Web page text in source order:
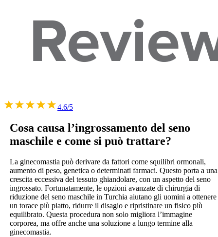
4.6/5
Cosa causa l’ingrossamento del seno
maschile e come si può trattare?
La ginecomastia può derivare da fattori come squilibri ormonali,
aumento di peso, genetica o determinati farmaci. Questo porta a una
crescita eccessiva del tessuto ghiandolare, con un aspetto del seno
ingrossato. Fortunatamente, le opzioni avanzate di chirurgia di
riduzione del seno maschile in Turchia aiutano gli uomini a ottenere
un torace più piatto, ridurre il disagio e ripristinare un fisico più
equilibrato. Questa procedura non solo migliora l’immagine
corporea, ma offre anche una soluzione a lungo termine alla
ginecomastia.